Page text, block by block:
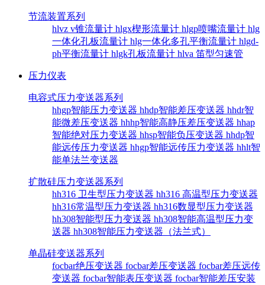
节流装置系列
hlvz v锥流量计 hlgx楔形流量计 hlgp喷嘴流量计 hlg
一体化孔板流量计 hlg一体化多孔平衡流量计 hlgd-
ph平衡流量计 hlgk孔板流量计 hlva 笛型匀速管
压力仪表
电容式压力变送器系列
hhgp智能压力变送器 hhdp智能差压变送器 hhdr智
能微差压变送器 hhhp智能高静压差压变送器 hhap
智能绝对压力变送器 hhsp智能负压变送器 hhdp智
能远传压力变送器 hhgp智能远传压力变送器 hhlt智
能单法兰变送器
扩散硅压力变送器系列
hh316 卫生型压力变送器 hh316 高温型压力变送器
hh316常温型压力变送器 hh316数显型压力变送器
hh308智能型压力变送器 hh308智能高温型压力变
送器 hh308智能压力变送器（法兰式）
单晶硅变送器系列
focbar绝压变送器 focbar差压变送器 focbar差压远传
变送器 focbar智能表压变送器 focbar智能差压安装